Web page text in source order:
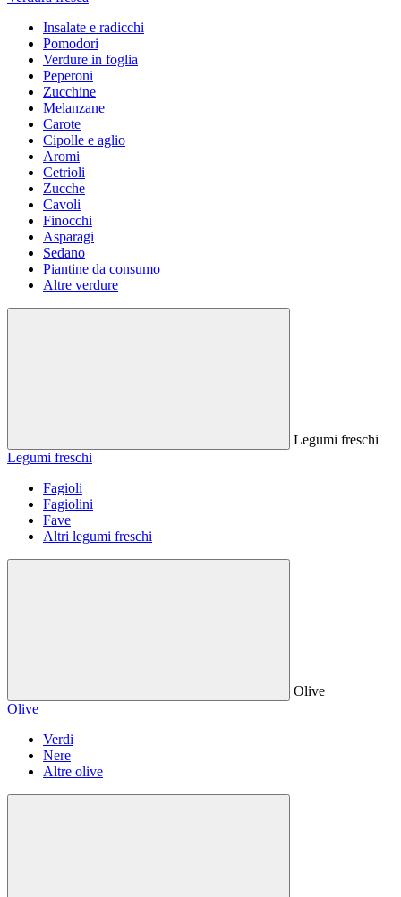
Insalate e radicchi
Pomodori
Verdure in foglia
Peperoni
Zucchine
Melanzane
Carote
Cipolle e aglio
Aromi
Cetrioli
Zucche
Cavoli
Finocchi
Asparagi
Sedano
Piantine da consumo
Altre verdure
Legumi freschi
Legumi freschi
Fagioli
Fagiolini
Fave
Altri legumi freschi
Olive
Olive
Verdi
Nere
Altre olive